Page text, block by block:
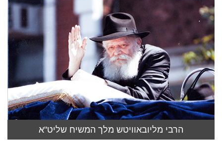
הרבי מליובאוויטש מלך המשיח שליט"א